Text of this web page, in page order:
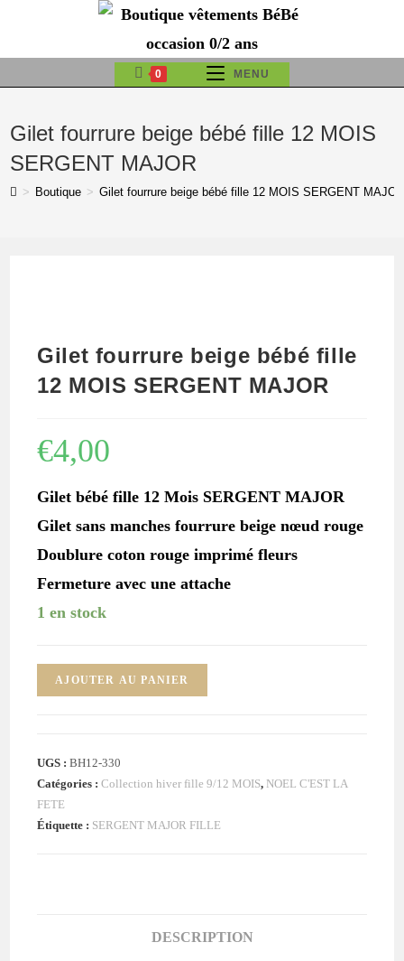
content
0 MENU
Gilet fourrure beige bébé fille 12 MOIS
SERGENT MAJOR
> Boutique > Gilet fourrure beige bébé fille 12 MOIS SERGENT
Gilet fourrure beige bébé fille
12 MOIS SERGENT MAJOR
€4,00
Gilet bébé fille 12 Mois SERGENT MAJOR
Gilet sans manches fourrure beige nœud rouge
Doublure coton rouge imprimé fleurs
Fermeture avec une attache
1 en stock
quantité
de
beige
bébé
fille
12
AJOUTER AU PANIER
UGS :BH12-330
Catégories :Collection hiver fille 9/12 MOIS, NOEL C'EST LA
FETE
Étiquette : SERGENT MAJOR FILLE
DESCRIPTION